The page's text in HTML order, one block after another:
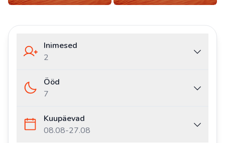
Inimesed
2
Ööd
7
Kuupäevad
08.08-27.08